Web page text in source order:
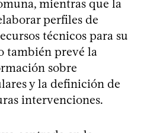
mientras que la
perfiles de
técnicos para su
también prevé la
sobre
y la definición de
intervenciones.